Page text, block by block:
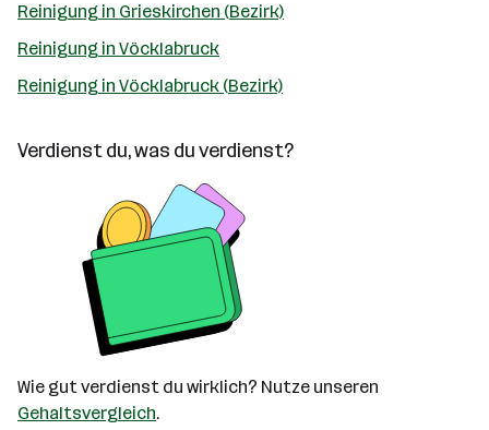
Reinigung in Grieskirchen (Bezirk)
Reinigung in Vöcklabruck
Reinigung in Vöcklabruck (Bezirk)
Verdienst du, was du verdienst?
Wie gut verdienst du wirklich? Nutze unseren
Gehaltsvergleich.